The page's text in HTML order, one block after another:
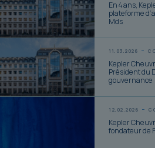
En 4 ans,
plateforme
Mds
11.03.2026
Kepler
Président du
gouvernance
12.02.2026
Kepler
fondateur de